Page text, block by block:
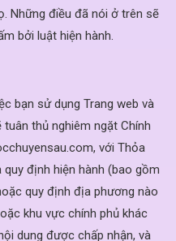
Những điều đã nói ở trên sẽ
bởi luật hiện hành.
bạn sử dụng Trang web và
thủ nghiêm ngặt Chính
với Thỏa
định hiện hành (bao gồm
quy định địa phương nào
khu vực chính phủ khác
dung được chấp nhận, và